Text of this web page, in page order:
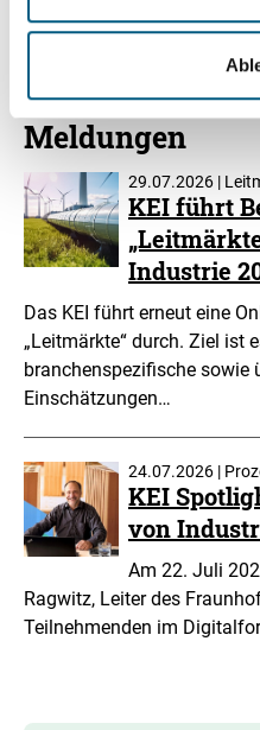
Meldungen
29.07.2026 |
KEI führt
Industrie
Das KEI führt erneut eine
„Leitmärkte“ durch. Ziel ist
branchenspezifische sowie
Einschätzungen…
24.07.2026 |
KEI
von
Am 22. Juli
Ragwitz, Leiter des
Teilnehmenden im